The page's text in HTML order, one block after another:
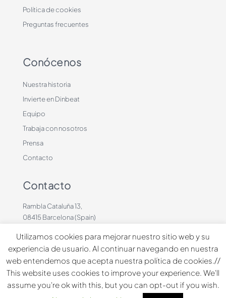
Política de cookies
Preguntas frecuentes
Conócenos
Nuestra historia
Invierte en Dinbeat
Equipo
Trabaja con nosotros
Prensa
Contacto
Contacto
Rambla Cataluña 13,
08415 Barcelona (Spain)
contacto@dinbeat.com
Copyright © 2026 Dindog Tech all rights reserved.
Utilizamos cookies para mejorar nuestro sitio web y su
experiencia de usuario. Al continuar navegando en nuestra
web entendemos que acepta nuestra política de cookies.//
This website uses cookies to improve your experience. We'll
assume you're ok with this, but you can opt-out if you wish.
Español English Français